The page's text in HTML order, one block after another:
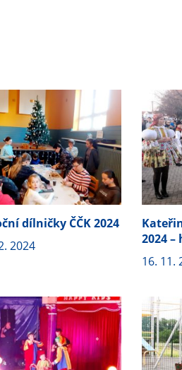
dílničky ČČK 2024
2024
2024
16. 11.